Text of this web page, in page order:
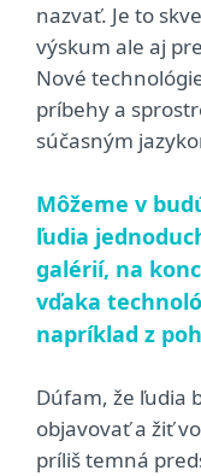
nazvať. Je to
výskum ale aj
Nové
príbehy a
súčasným
Môžeme v
ľudia
galérií, na
vďaka
napríklad z
Dúfam, že ľudia
objavovať a žiť
príliš temná